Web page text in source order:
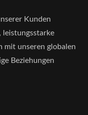
Kunden
leistungsstarke
mit unseren globalen
Beziehungen